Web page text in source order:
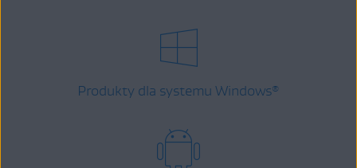
Produkty dla systemu Windows®